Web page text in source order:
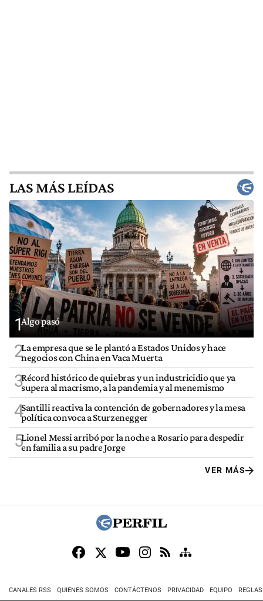
LAS MÁS LEÍDAS
1Algo pasó
2La empresa que se le plantó a Estados Unidos y hace
negocios con China en Vaca Muerta
3Récord histórico de quiebras y un industricidio que ya
supera al macrismo, a la pandemia y al menemismo
4Santilli reactiva la contención de gobernadores y la mesa
política convoca a Sturzenegger
5Lionel Messi arribó por la noche a Rosario para despedir
en familia a su padre Jorge
VER MÁS
CANALES RSS QUIENES SOMOS CONTÁCTENOS PRIVACIDAD EQUIPO